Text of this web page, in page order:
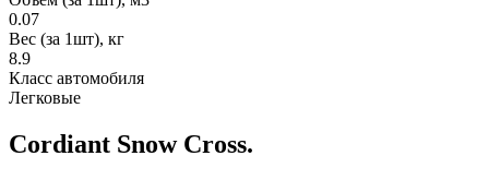
0.07
Вес (за 1шт), кг
8.9
Класс автомобиля
Легковые
Cordiant Snow Cross.